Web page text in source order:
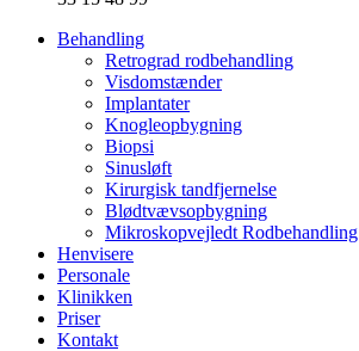
Behandling
Retrograd rodbehandling
Visdomstænder
Implantater
Knogleopbygning
Biopsi
Sinusløft
Kirurgisk tandfjernelse
Blødtvævsopbygning
Mikroskopvejledt Rodbehandling
Henvisere
Personale
Klinikken
Priser
Kontakt